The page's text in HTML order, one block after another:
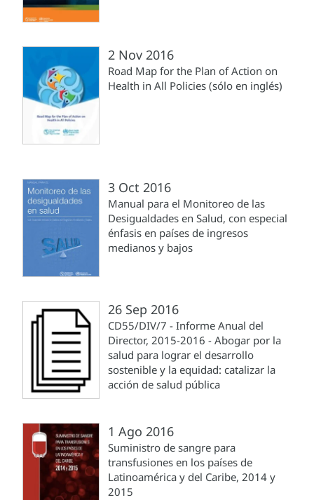
2 Nov 2016
Road Map for the Plan of Action on
Health in All Policies (sólo en inglés)
3 Oct 2016
Manual para el Monitoreo de las
Desigualdades en Salud, con especial
énfasis en países de ingresos
medianos y bajos
26 Sep 2016
CD55/DIV/7 - Informe Anual del
Director, 2015-2016 - Abogar por la
salud para lograr el desarrollo
sostenible y la equidad: catalizar la
acción de salud pública
1 Ago 2016
Suministro de sangre para
transfusiones en los países de
Latinoamérica y del Caribe, 2014 y
2015